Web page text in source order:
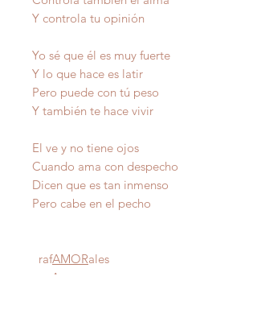
Y controla tu opinión
Yo sé que él es muy fuerte
Y lo que hace es latir
Pero puede con tú peso
Y también te hace vivir
El ve y no tiene ojos
Cuando ama con despecho
Dicen que es tan inmenso
Pero cabe en el pecho
rafAMORales
Autor